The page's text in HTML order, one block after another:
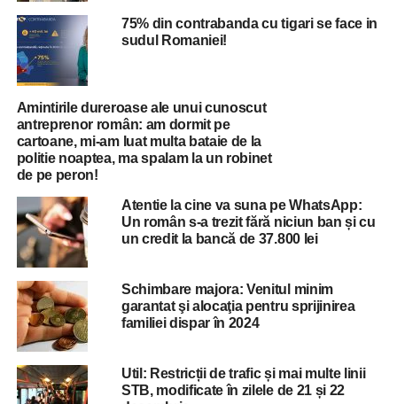
„Dezvoltatorii activi în
aceste zone au
planificate lucrări de
modernizare a
infrastructurii, iar
pentru a fi realizate,
este necesar
parteneriatul dintre
aceştia şi autorităţi.
Riscul major ar fi ca în
următorii doi ani
infrastructura acestor
zone să rămână
75% din contrabanda cu tigari se face in
sudul Romaniei!
Amintirile dureroase ale unui cunoscut
antreprenor român: am dormit pe
cartoane, mi-am luat multa bataie de la
politie noaptea, ma spalam la un robinet
de pe peron!
Atentie la cine va suna pe WhatsApp:
Un român s-a trezit fără niciun ban și cu
un credit la bancă de 37.800 lei
Schimbare majora: Venitul minim
garantat şi alocaţia pentru sprijinirea
familiei dispar în 2024
Util: Restricții de trafic și mai multe linii
STB, modificate în zilele de 21 și 22